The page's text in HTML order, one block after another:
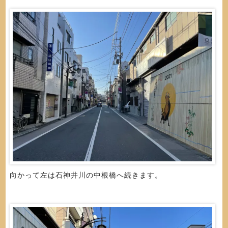
向かって左は石神井川の中根橋へ続きます。